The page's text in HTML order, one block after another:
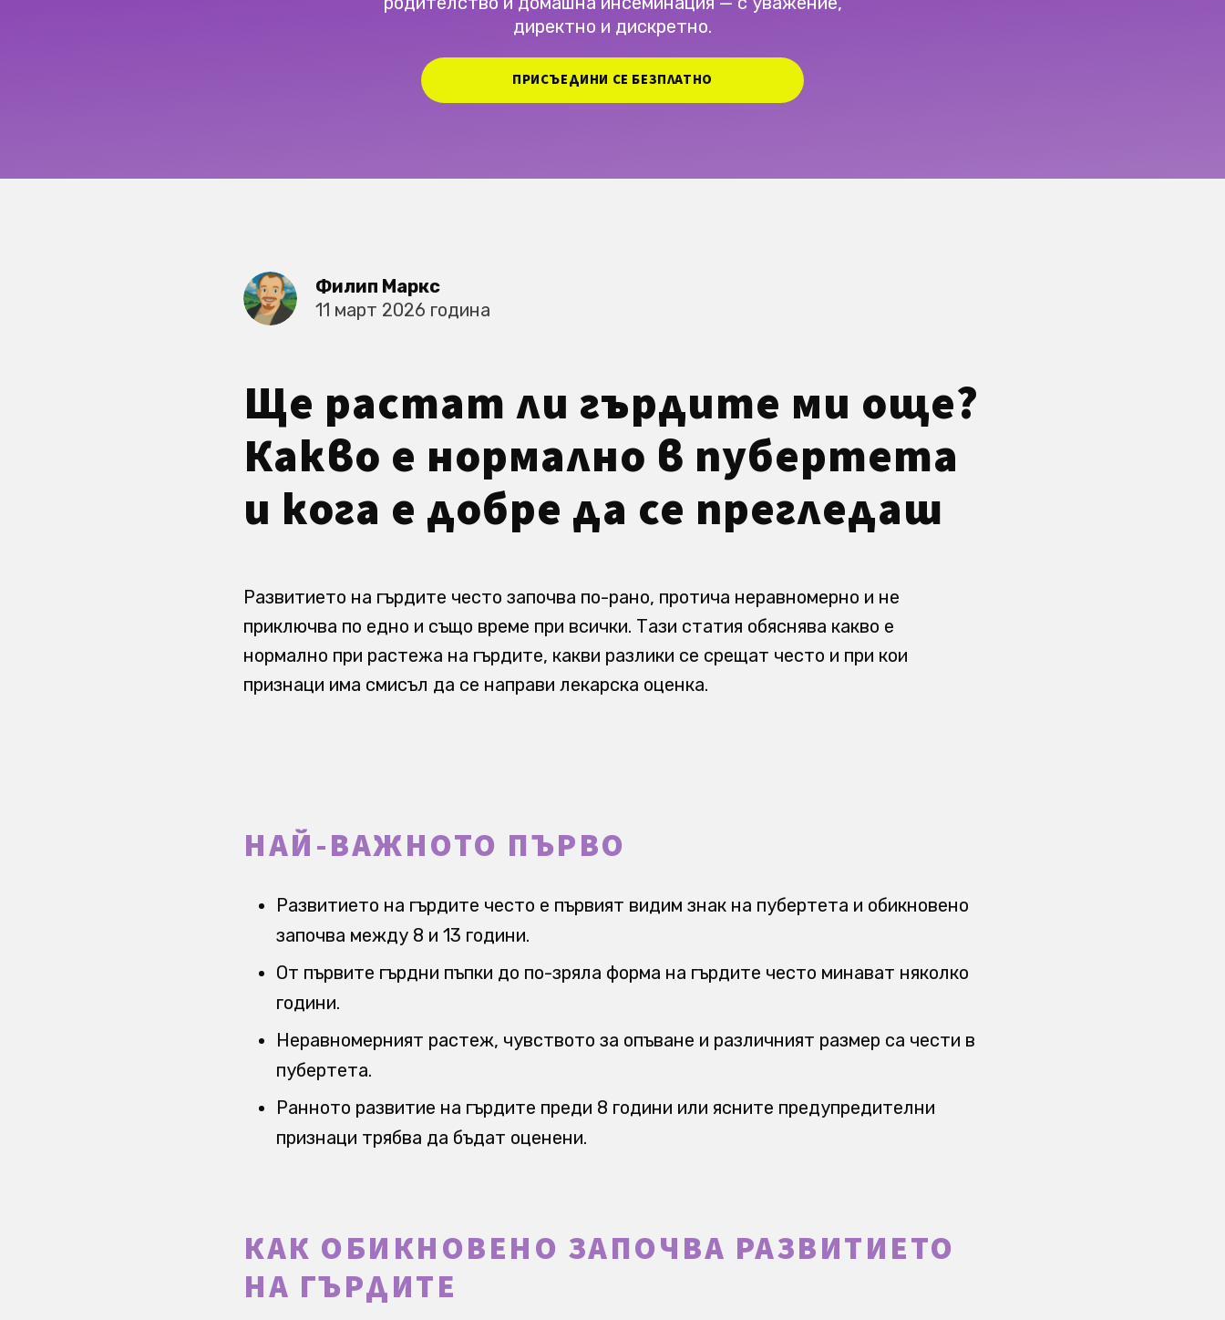
директно и дискретно.
ПРИСЪЕДИНИ СЕ БЕЗПЛАТНО
Филип Маркс
11 март 2026 година
Ще растат ли гърдите ми още?
Какво е нормално в пубертета
и кога е добре да се прегледаш
Развитието на гърдите често започва по-рано, протича неравномерно и не
приключва по едно и също време при всички. Тази статия обяснява какво е
нормално при растежа на гърдите, какви разлики се срещат често и при кои
признаци има смисъл да се направи лекарска оценка.
НАЙ-ВАЖНОТО ПЪРВО
Развитието на гърдите често е първият видим знак на пубертета и обикновено
започва между 8 и 13 години.
От първите гърдни пъпки до по-зряла форма на гърдите често минават няколко
години.
Неравномерният растеж, чувството за опъване и различният размер са чести в
пубертета.
Ранното развитие на гърдите преди 8 години или ясните предупредителни
признаци трябва да бъдат оценени.
КАК ОБИКНОВЕНО ЗАПОЧВА РАЗВИТИЕТО
НА ГЪРДИТЕ